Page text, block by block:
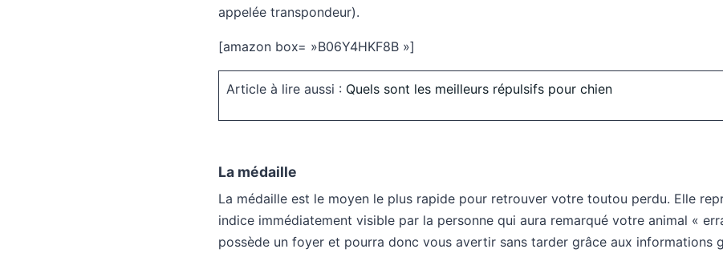
appelée transpondeur).
[amazon box= »B06Y4HKF8B »]
Article à lire aussi : Quels sont les meilleurs répulsifs pour chien
La médaille
La médaille est le moyen le plus rapide pour retrouver votre toutou perdu. Elle
indice immédiatement visible par la personne qui aura remarqué votre animal «
possède un foyer et pourra donc vous avertir sans tarder grâce aux informations